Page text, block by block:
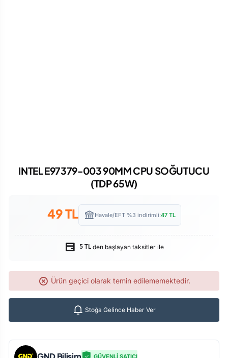
INTEL E97379-003 90MM CPU SOĞUTUCU
(TDP 65W)
49TL Havale/EFT %3 indirimli:47TL
5 TLden başlayan taksitler ile
Ürün geçici olarak temin edilememektedir.
Stoğa Gelince Haber Ver
GÜVENLİ SATICI